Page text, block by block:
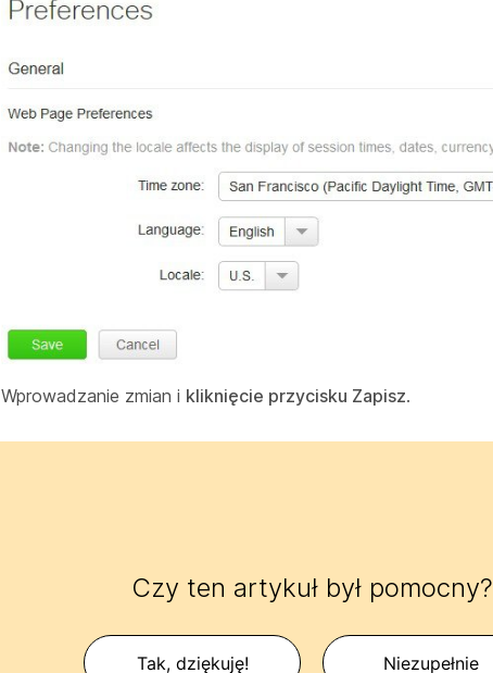
Wprowadzanie zmian i kliknięcie przycisku Zapisz.
Czy ten artykuł był pomocny?
Tak, dziękuję! Niezupełnie